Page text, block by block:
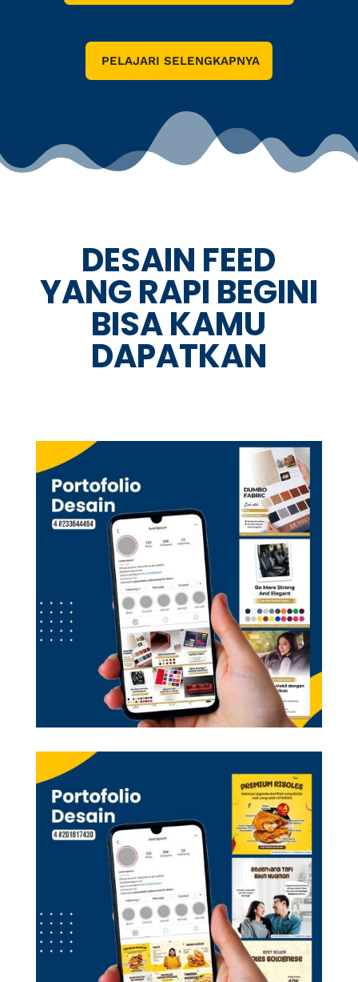
PELAJARI SELENGKAPNYA
DESAIN FEED
YANG RAPI BEGINI
BISA KAMU
DAPATKAN